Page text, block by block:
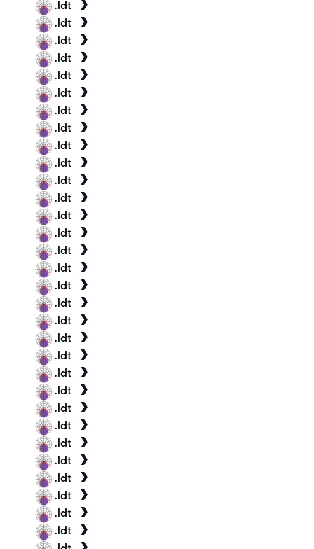
.ldt
.ldt
.ldt
.ldt
.ldt
.ldt
.ldt
.ldt
.ldt
.ldt
.ldt
.ldt
.ldt
.ldt
.ldt
.ldt
.ldt
.ldt
.ldt
.ldt
.ldt
.ldt
.ldt
.ldt
.ldt
.ldt
.ldt
.ldt
.ldt
.ldt
.ldt